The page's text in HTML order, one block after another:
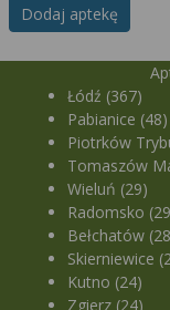
Dodaj aptekę
Łódź (367)
Pabianice (48)
Piotrków
Tomaszów
Wieluń (29)
Radomsko
Bełchatów
Skierniewice
Kutno (24)
Zgierz (24)